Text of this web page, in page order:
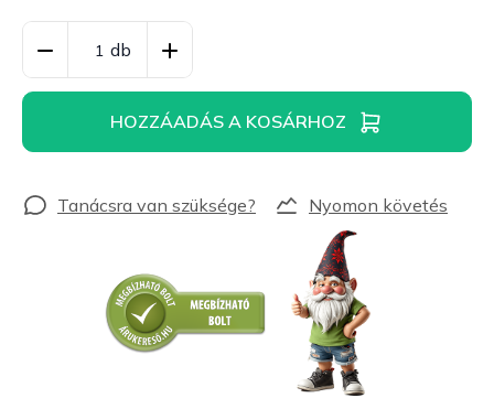
HOZZÁADÁS A KOSÁRHOZ
Nyomon követés